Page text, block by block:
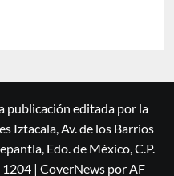
publicación editada por la
Iztacala, Av. de los Barrios
Edo. de México, C.P.
1204 | CoverNewspor AF